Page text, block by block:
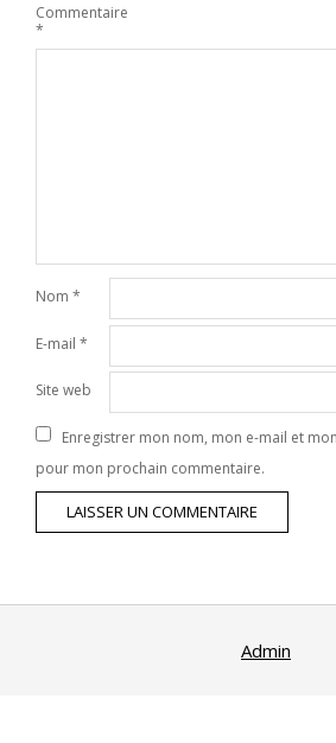
Commentaire
*
Nom *
E-mail *
Site web
Enregistrer mon nom, mon e-mail et
pour mon prochain commentaire.
Admin